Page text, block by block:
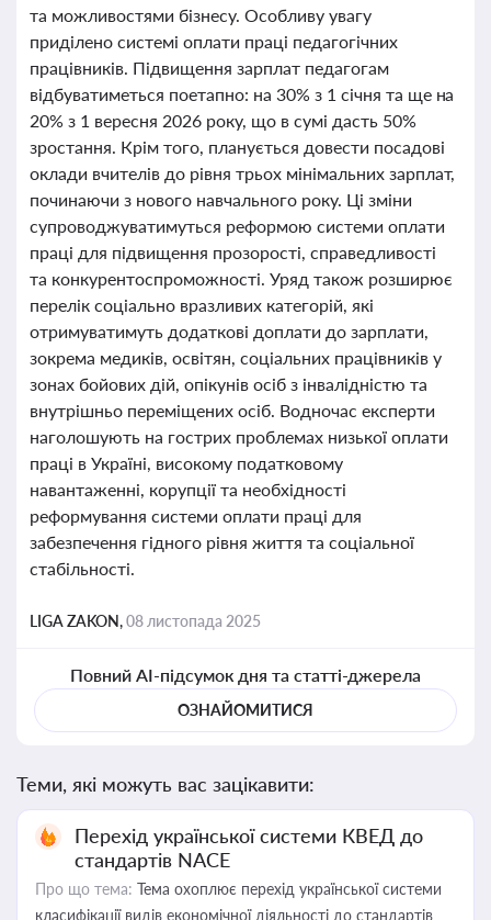
та можливостями бізнесу. Особливу увагу
приділено системі оплати праці педагогічних
працівників. Підвищення зарплат педагогам
відбуватиметься поетапно: на 30% з 1 січня та ще на
20% з 1 вересня 2026 року, що в сумі дасть 50%
зростання. Крім того, планується довести посадові
оклади вчителів до рівня трьох мінімальних зарплат,
починаючи з нового навчального року. Ці зміни
супроводжуватимуться реформою системи оплати
праці для підвищення прозорості, справедливості
та конкурентоспроможності. Уряд також розширює
перелік соціально вразливих категорій, які
отримуватимуть додаткові доплати до зарплати,
зокрема медиків, освітян, соціальних працівників у
зонах бойових дій, опікунів осіб з інвалідністю та
внутрішньо переміщених осіб. Водночас експерти
наголошують на гострих проблемах низької оплати
праці в Україні, високому податковому
навантаженні, корупції та необхідності
реформування системи оплати праці для
забезпечення гідного рівня життя та соціальної
стабільності.
LIGA ZAKON,08 листопада 2025
Повний AI-підсумок дня та статті-джерела
ОЗНАЙОМИТИСЯ
Теми, які можуть вас зацікавити:
Перехід української системи КВЕД до
стандартів NACE
Про що тема: Тема охоплює перехід української системи
класифікації видів економічної діяльності до стандартів